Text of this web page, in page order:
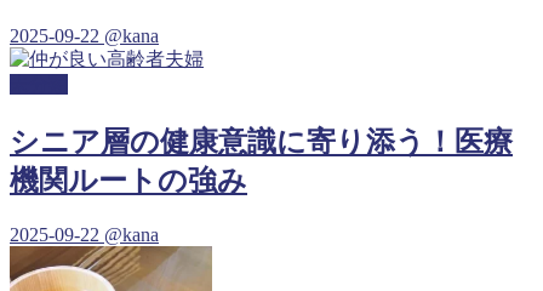
2025-09-22 @kana
シニア層の健康意識に寄り添う！医療
機関ルートの強み
2025-09-22 @kana